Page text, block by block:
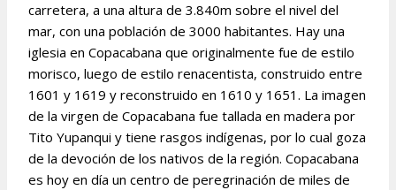
carretera, a una altura de 3.840m sobre el nivel del
mar, con una población de 3000 habitantes. Hay una
iglesia en Copacabana que originalmente fue de estilo
morisco, luego de estilo renacentista, construido entre
1601 y 1619 y reconstruido en 1610 y 1651. La imagen
de la virgen de Copacabana fue tallada en madera por
Tito Yupanqui y tiene rasgos indígenas, por lo cual goza
de la devoción de los nativos de la región. Copacabana
es hoy en día un centro de peregrinación de miles de